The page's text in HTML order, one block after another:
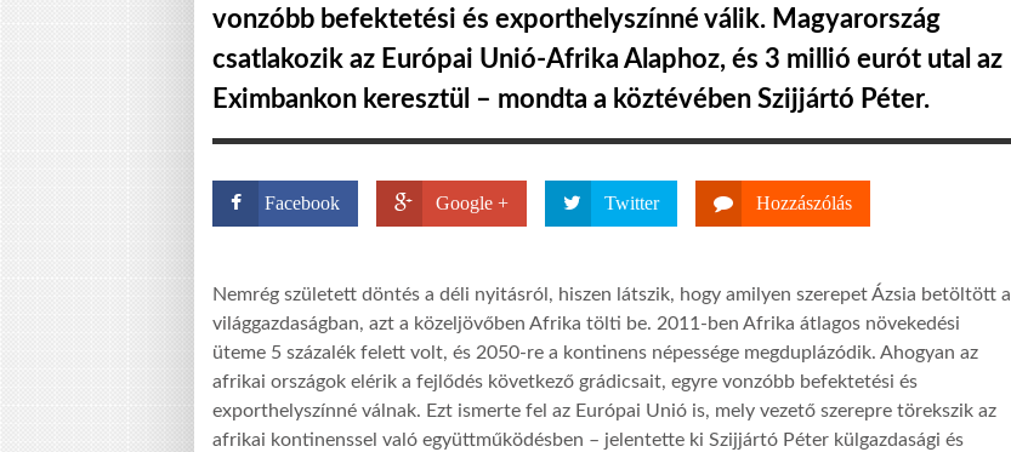
vonzóbb befektetési és exporthelyszínné válik. Magyarország
csatlakozik az Európai Unió-Afrika Alaphoz, és 3 millió eurót utal az
Eximbankon keresztül – mondta a köztévében Szijjártó Péter.
Facebook Google + Twitter Hozzászólás
Nemrég született döntés a déli nyitásról, hiszen látszik, hogy amilyen szerepet Ázsia betöltött a
világgazdaságban, azt a közeljövőben Afrika tölti be. 2011-ben Afrika átlagos növekedési
üteme 5 százalék felett volt, és 2050-re a kontinens népessége megduplázódik. Ahogyan az
afrikai országok elérik a fejlődés következő grádicsait, egyre vonzóbb befektetési és
exporthelyszínné válnak. Ezt ismerte fel az Európai Unió is, mely vezető szerepre törekszik az
afrikai kontinenssel való együttműködésben – jelentette ki Szijjártó Péter külgazdasági és